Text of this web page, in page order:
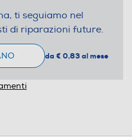
ti seguiamo nel
di riparazioni future.
da € 0,83 al mese